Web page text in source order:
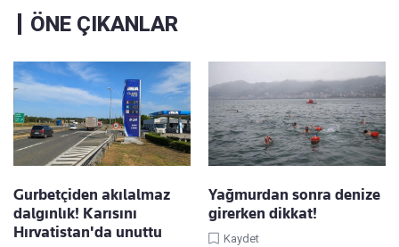
ÖNE ÇIKANLAR
Gurbetçiden akılalmaz
dalgınlık! Karısını
Hırvatistan'da unuttu
Yağmurdan sonra denize
girerken dikkat!
Kaydet